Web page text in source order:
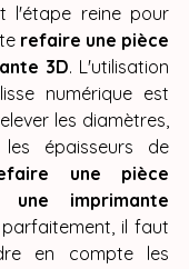
l'étape reine pour
refaire une pièce
3D. L'utilisation
numérique est
les diamètres,
épaisseurs de
une pièce
une imprimante
il faut
en compte les